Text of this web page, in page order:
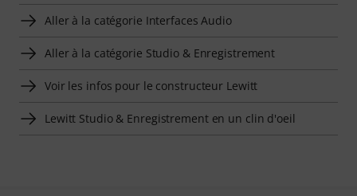
Aller à la catégorie Interfaces Audio
Aller à la catégorie Studio & Enregistrement
Voir les infos pour le constructeur Lewitt
Lewitt Studio & Enregistrement en un clin d'oeil